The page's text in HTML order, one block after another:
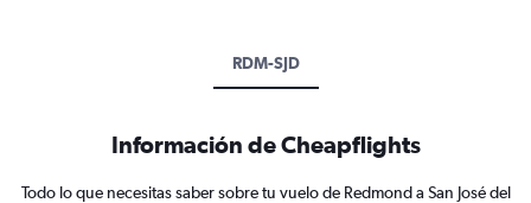
RDM-SJD
Información de Cheapflights
Todo lo que necesitas saber sobre tu vuelo de Redmond a San José del